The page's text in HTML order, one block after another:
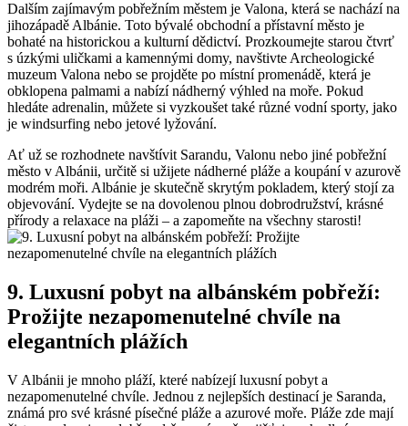
Dalším zajímavým‍ pobřežním městem je ​Valona,⁢ která ​se nachází na
‌jihozápadě⁤ Albánie. Toto ⁢bývalé obchodní a⁢ přístavní město‍ je‌
bohaté ⁢na ‌historickou a kulturní dědictví. Prozkoumejte starou čtvrť ​
s ⁢úzkými uličkami a kamennými ⁢domy, ⁤navštivte Archeologické
muzeum Valona nebo se ⁣projděte po místní promenádě, ‌která je
obklopena palmami a nabízí nádherný ⁤výhled ‌na moře. Pokud
hledáte adrenalin, můžete si vyzkoušet také různé ‍vodní sporty, ⁤jako
je windsurfing nebo jetové ‌lyžování.
Ať už se rozhodnete​ navštívit Sarandu, Valonu ‌nebo jiné pobřežní ​
město ⁤v Albánii, určitě si⁤ užijete nádherné pláže a⁣ koupání v azurově
modrém moři.⁣ Albánie je skutečně skrytým‌ pokladem, který stojí za
⁤objevování. ‌Vydejte se ⁢na ​dovolenou plnou dobrodružství, krásné
přírody a ‍relaxace‌ na pláži⁤ – a zapomeňte ‍na všechny starosti!
9. Luxusní pobyt na albánském pobřeží:⁢
Prožijte nezapomenutelné chvíle‍ na
elegantních plážích
V Albánii ⁢je mnoho​ pláží, které ⁢nabízejí luxusní pobyt a
nezapomenutelné chvíle. Jednou ‍z ⁣nejlepších ​destinací je⁤ Saranda,
známá pro své krásné písečné pláže a azurové moře. Pláže zde mají